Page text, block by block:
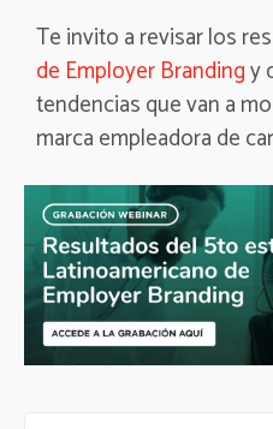
Te invito a revisar los
de Employer Brandingy
tendencias que van a
marca empleadora de